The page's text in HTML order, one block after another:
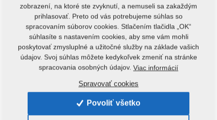
m05504
Tento diel je použiteľný aj pre nasledovné stroje:
zobrazení, na ktoré ste zvyknutí, a nemuseli sa zakaždým
prihlasovať. Preto od vás potrebujeme súhlas so
spracovaním súborov cookies. Stlačením tlačidla „OK“
súhlasíte s nastavením cookies, aby sme vám mohli
poskytovať zmysluplné a užitočné služby na základe vašich
údajov. Svoj súhlas môžete kedykoľvek zmeniť na stránke
spracovania osobných údajov. Viac informácií
Spravovať cookies
Povoliť všetko